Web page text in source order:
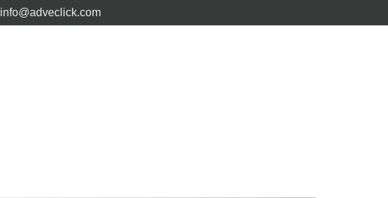
info@adveclick.com